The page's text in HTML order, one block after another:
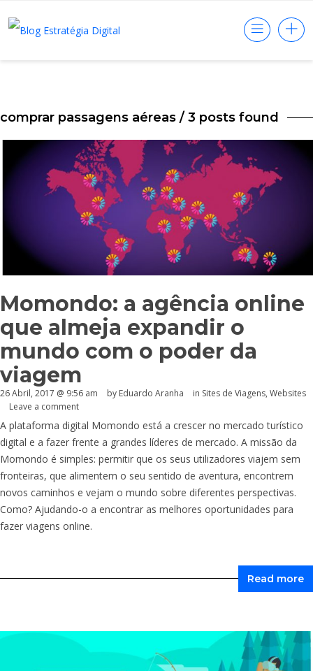
comprar passagens aéreas / 3 posts found
Momondo: a agência online
que almeja expandir o
mundo com o poder da
viagem
26 Abril, 2017 @ 9:56 am by Eduardo Aranha in Sites de Viagens, Websites
Leave a comment
A plataforma digital Momondo está a crescer no mercado turístico
digital e a fazer frente a grandes líderes de mercado. A missão da
Momondo é simples: permitir que os seus utilizadores viajem sem
fronteiras, que alimentem o seu sentido de aventura, encontrem
novos caminhos e vejam o mundo sobre diferentes perspectivas.
Como? Ajudando-o a encontrar as melhores oportunidades para
fazer viagens online.
Read more